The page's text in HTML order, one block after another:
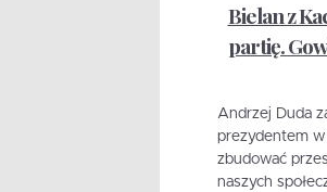
Bielan z
partię.
Andrzej Duda
prezydentem w
zbudować
naszych